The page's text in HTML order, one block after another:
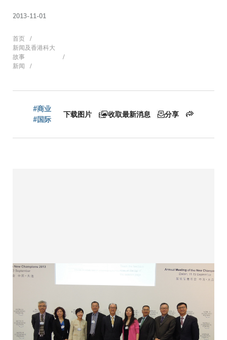
2013-11-01
面
包
屑
首页
新闻及香港科大
故事
新闻
#商业
#国际
下载图片 收取最新消息 分享